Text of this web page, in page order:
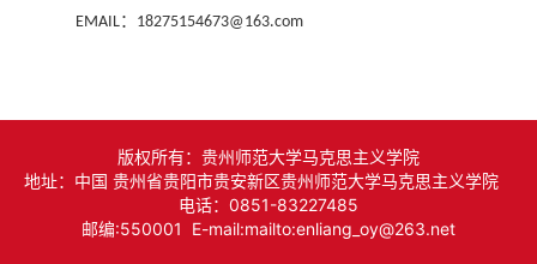
院友风采
EMAIL： 18275154673@163.com
版权所有：贵州师范大学马克思主义学院
地址：中国 贵州省贵阳市贵安新区贵州师范大学马克思主义学院
电话：0851-83227485
邮编:550001 E-mail:mailto:enliang_oy@263.net